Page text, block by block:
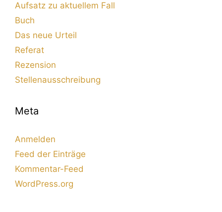
Aufsatz zu aktuellem Fall
Buch
Das neue Urteil
Referat
Rezension
Stellenausschreibung
Meta
Anmelden
Feed der Einträge
Kommentar-Feed
WordPress.org